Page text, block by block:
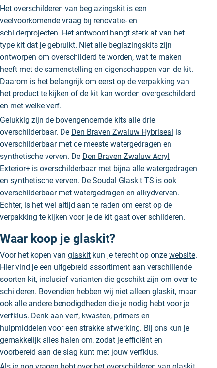
Het overschilderen van beglazingskit is een
veelvoorkomende vraag bij renovatie- en
schilderprojecten. Het antwoord hangt sterk af van het
type kit dat je gebruikt. Niet alle beglazingskits zijn
ontworpen om overschilderd te worden, wat te maken
heeft met de samenstelling en eigenschappen van de kit.
Daarom is het belangrijk om eerst op de verpakking van
het product te kijken of de kit kan worden overgeschilderd
en met welke verf.
Gelukkig zijn de bovengenoemde kits alle drie
overschilderbaar. De Den Braven Zwaluw Hybriseal is
overschilderbaar met de meeste watergedragen en
synthetische verven. De Den Braven Zwaluw Acryl
Exterior+ is overschilderbaar met bijna alle watergedragen
en synthetische verven. De Soudal Glaskit TS is ook
overschilderbaar met watergedragen en alkydverven.
Echter, is het wel altijd aan te raden om eerst op de
verpakking te kijken voor je de kit gaat over schilderen.
Waar koop je glaskit?
Voor het kopen van glaskit kun je terecht op onze website.
Hier vind je een uitgebreid assortiment aan verschillende
soorten kit, inclusief varianten die geschikt zijn om over te
schilderen. Bovendien hebben wij niet alleen glaskit, maar
ook alle andere benodigdheden die je nodig hebt voor je
verfklus. Denk aan verf, kwasten, primers en
hulpmiddelen voor een strakke afwerking. Bij ons kun je
gemakkelijk alles halen om, zodat je efficiënt en
voorbereid aan de slag kunt met jouw verfklus.
Als je nog vragen hebt over het overschilderen van glaskit,